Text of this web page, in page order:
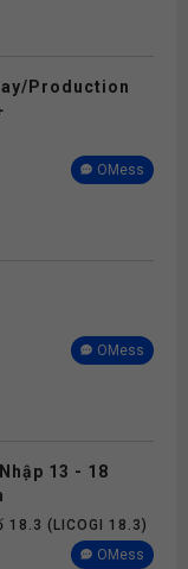
Production
OMess
OMess
13 - 18
18.3 (LICOGI 18.3)
OMess